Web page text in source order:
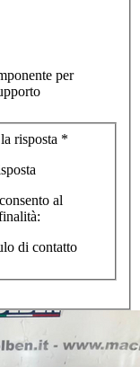
per
risposta *
al
di contatto